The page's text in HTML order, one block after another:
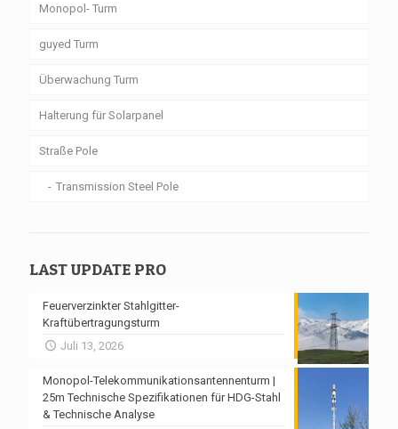
Monopol- Turm
guyed Turm
Überwachung Turm
Halterung für Solarpanel
Straße Pole
Transmission Steel Pole
LAST UPDATE PRO
Feuerverzinkter Stahlgitter-
Kraftübertragungsturm
Juli 13, 2026
Monopol-Telekommunikationsantennenturm |
25m Technische Spezifikationen für HDG-Stahl
& Technische Analyse